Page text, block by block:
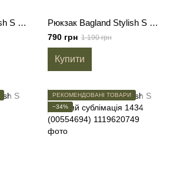
Рюкзак Bagland Stylish S 8л сублімація 1435 (00554694) Рюкзак Bagland Stylish S 8л чорний (0055469)
790 грн 1 190 грн
Купити
РЕКОМЕНДОВАНІ ТОВАРИ
−34%